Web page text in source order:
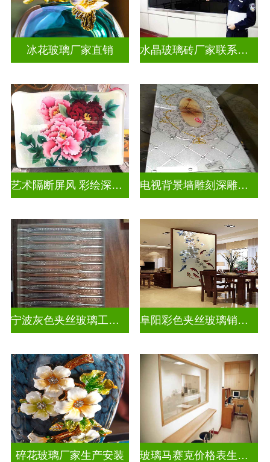
冰花玻璃厂家直销 水晶玻璃砖厂家联系方式
艺术隔断屏风 彩绘深雕浮雕玻璃 电视背景墙雕刻深雕双面效果
宁波灰色夹丝玻璃工厂招聘 阜阳彩色夹丝玻璃销售电话
碎花玻璃厂家生产安装 玻璃马赛克价格表生产电话